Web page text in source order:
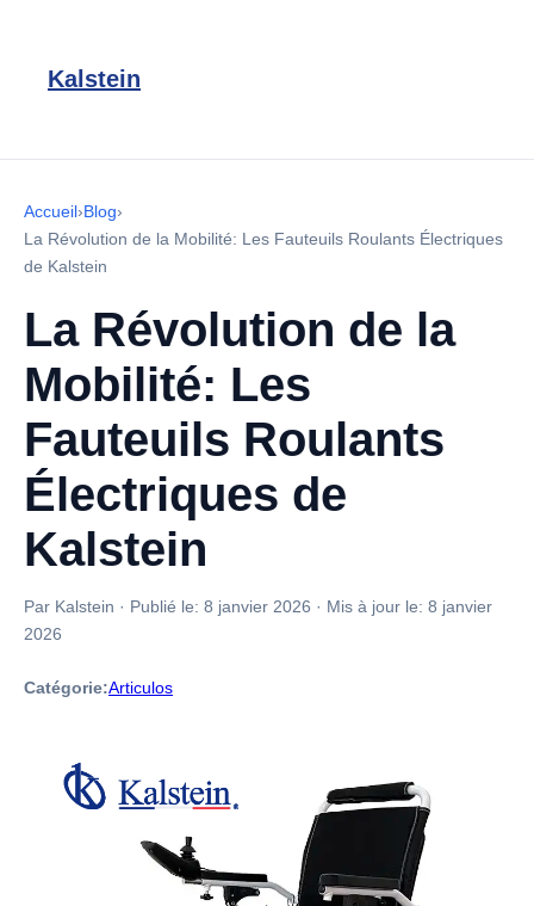
Kalstein
Accueil›Blog›
La Révolution de la Mobilité: Les Fauteuils Roulants Électriques
de Kalstein
La Révolution de la
Mobilité: Les
Fauteuils Roulants
Électriques de
Kalstein
Par Kalstein · Publié le: 8 janvier 2026 · Mis à jour le: 8 janvier
2026
Catégorie:Articulos